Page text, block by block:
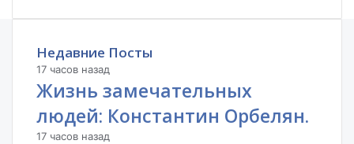
Недавние Посты
17 часов назад
Жизнь замечательных
людей: Константин Орбелян.
17 часов назад